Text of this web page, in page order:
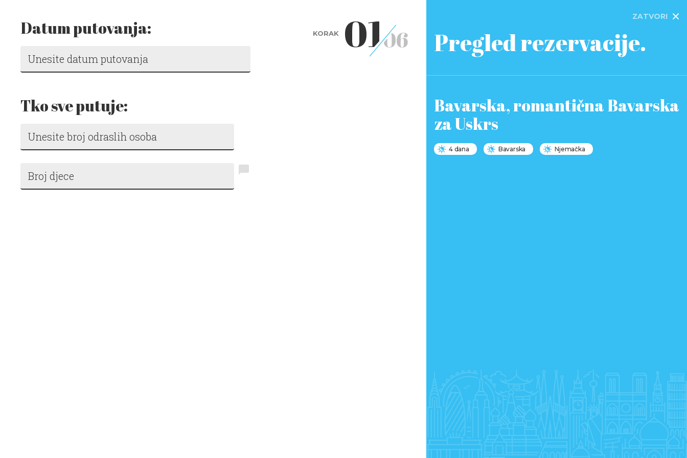
ZATVORI
Pregled rezervacije.
Bavarska, romantična Bavarska
za Uskrs
4 dana Bavarska Njemačka
KORAK 0106
Datum putovanja:
Tko sve putuje: